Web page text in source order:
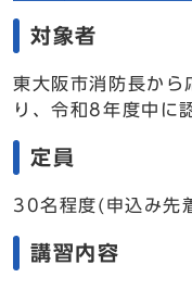
対象者
東大阪市消防長から
り、令和8年度中に
定員
30名程度(申込み先
講習内容